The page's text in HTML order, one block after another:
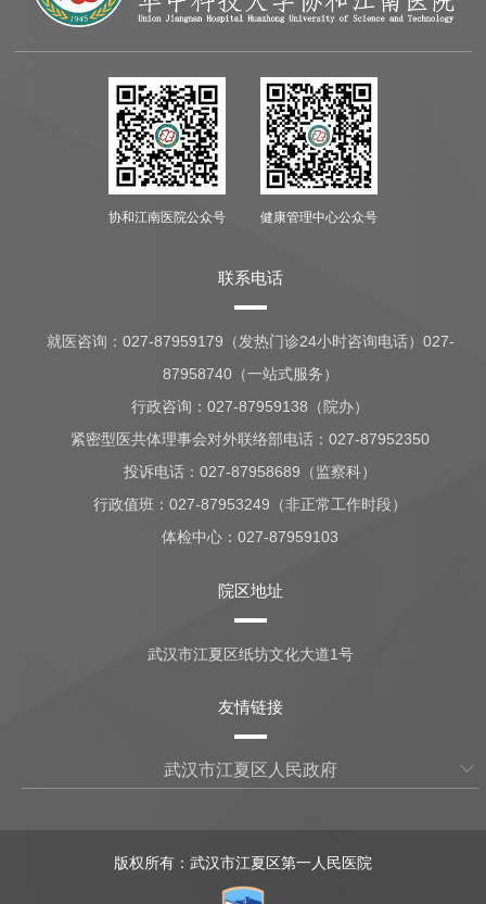
协和江南医院公众号 健康管理中心公众号
联系电话
就医咨询： 027-87959179（发热门诊24小时咨询电话）027-
87958740（一站式服务）
行政咨询：027-87959138（院办）
紧密型医共体理事会对外联络部电话：027-87952350
投诉电话：027-87958689（监察科）
行政值班：027-87953249（非正常工作时段）
体检中心：027-87959103
院区地址
武汉市江夏区纸坊文化大道1号
友情链接
武汉市江夏区人民政府
版权所有：武汉市江夏区第一人民医院